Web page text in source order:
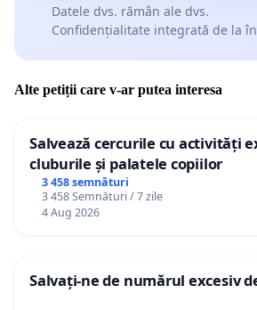
Datele dvs. rămân ale dvs.
Confidențialitate integrată de la
Alte petiții care v-ar putea interesa
Salvează cercurile cu activități
cluburile și palatele copiilor
3 458 semnături
3 458 Semnături / 7 zile
4 Aug 2026
Salvați-ne de numărul excesiv